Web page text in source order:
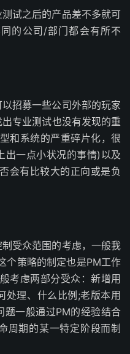
试之后的产品差不多就可
的公司/部门都会有所不
招募一些公司外部的玩家
专业测试也没有发现的重
和系统的严重碎片化，很
出一点小状况的事情)以及
会有比较大的正向或是负
受众范围的考虑，一般我
个策略的制定也是PM工作
考虑两部分受众：新增用
处理、什么比例;老版本用
题一般通过PM的经验结合
周期的某一特定阶段而制